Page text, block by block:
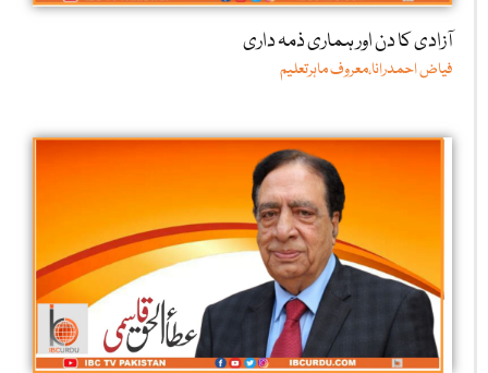
آزادی کا دن اور ہماری ذمہ داری
فیاض احمدرانا،معروف ماہرتعلیم